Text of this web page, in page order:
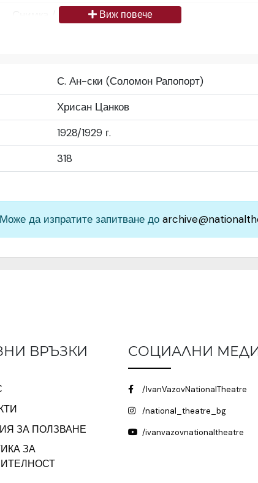
Снимка / изображение
България
Средно
Народен театър „Иван Вазов“, гр. София, България
Виж повече
С. Ан-ски (Соломон Рапопорт)
Хрисан Цанков
1928/1929 г.
318
да изпратите запитване до
ВРЪЗКИ
ЗА ПОЛЗВАНЕ
ЗА
СОЦИАЛНИ
/IvanVazovNationalTheatre
/national_theatre_bg
/ivanvazovnationaltheatre